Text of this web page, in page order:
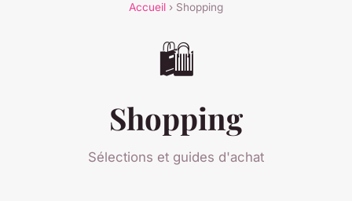
Accueil › Shopping
🛍️
Shopping
Sélections et guides d'achat